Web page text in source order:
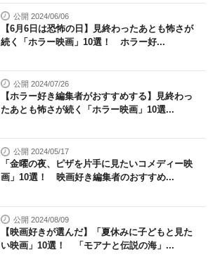
公開 2024/06/06
【6月6日は恐怖の日】見終わったあとも怖さが
続く「ホラー映画」10選！ ホラー好...
公開 2024/07/26
【ホラー好き編集者がおすすめする】見終わっ
たあとも怖さが続く「ホラー映画」10選...
公開 2024/05/17
「金曜の夜、ピザを片手に見たいコメディー映
画」10選！ 映画好き編集者のおすすめ...
公開 2024/08/09
【映画好きが選んだ】「夏休みに子どもと見た
い映画」10選！ 「モアナと伝説の海」...